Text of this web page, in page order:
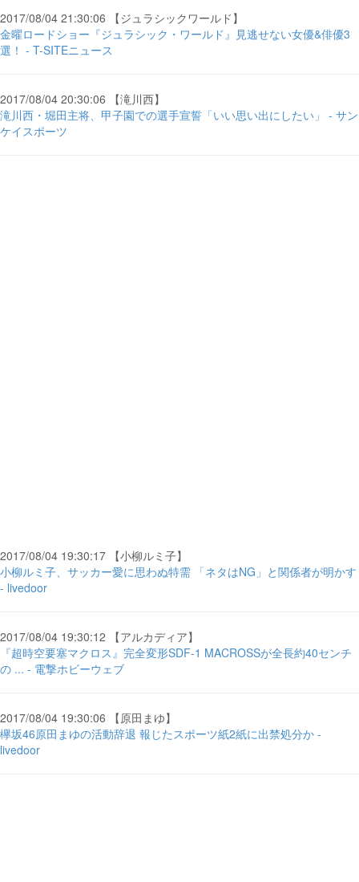
2017/08/04 21:30:06 【ジュラシックワールド】
金曜ロードショー『ジュラシック・ワールド』見逃せない女優&俳優3
選！ - T-SITEニュース
2017/08/04 20:30:06 【滝川西】
滝川西・堀田主将、甲子園での選手宣誓「いい思い出にしたい」 - サン
ケイスポーツ
2017/08/04 19:30:17 【小柳ルミ子】
小柳ルミ子、サッカー愛に思わぬ特需 「ネタはNG」と関係者が明かす
- livedoor
2017/08/04 19:30:12 【アルカディア】
『超時空要塞マクロス』完全変形SDF-1 MACROSSが全長約40センチ
の ... - 電撃ホビーウェブ
2017/08/04 19:30:06 【原田まゆ】
欅坂46原田まゆの活動辞退 報じたスポーツ紙2紙に出禁処分か -
livedoor